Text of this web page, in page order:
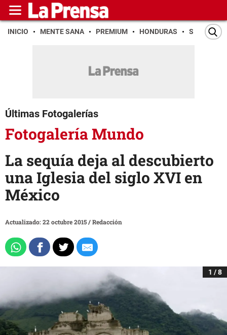
INICIO MENTE SANA PREMIUM HONDURAS SAN PEDRO
Últimas Fotogalerías
Fotogalería Mundo
La sequía deja al descubierto
una Iglesia del siglo XVI en
México
Actualizado: 22 octubre 2015/Redacción
1 / 8